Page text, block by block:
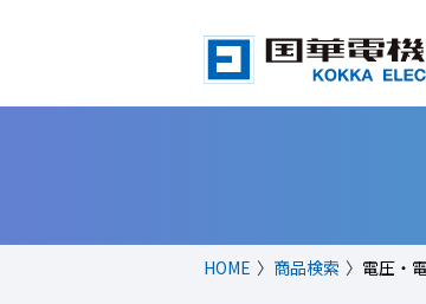
HOME 商品検索 電圧・